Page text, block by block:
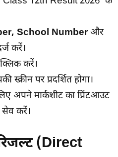
School Numberऔर
करें।
करें।
पर प्रदर्शित होगा।
अपने मार्कशीट का प्रिंटआउट
सेव करें।
(Direct